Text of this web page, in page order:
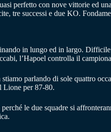
perfetto con nove vittorie ed
tre successi e due KO.
in lungo ed in largo.
l’Hapoel controlla il
parlando di sole quattro
Lione per 87-80.
perché le due squadre si